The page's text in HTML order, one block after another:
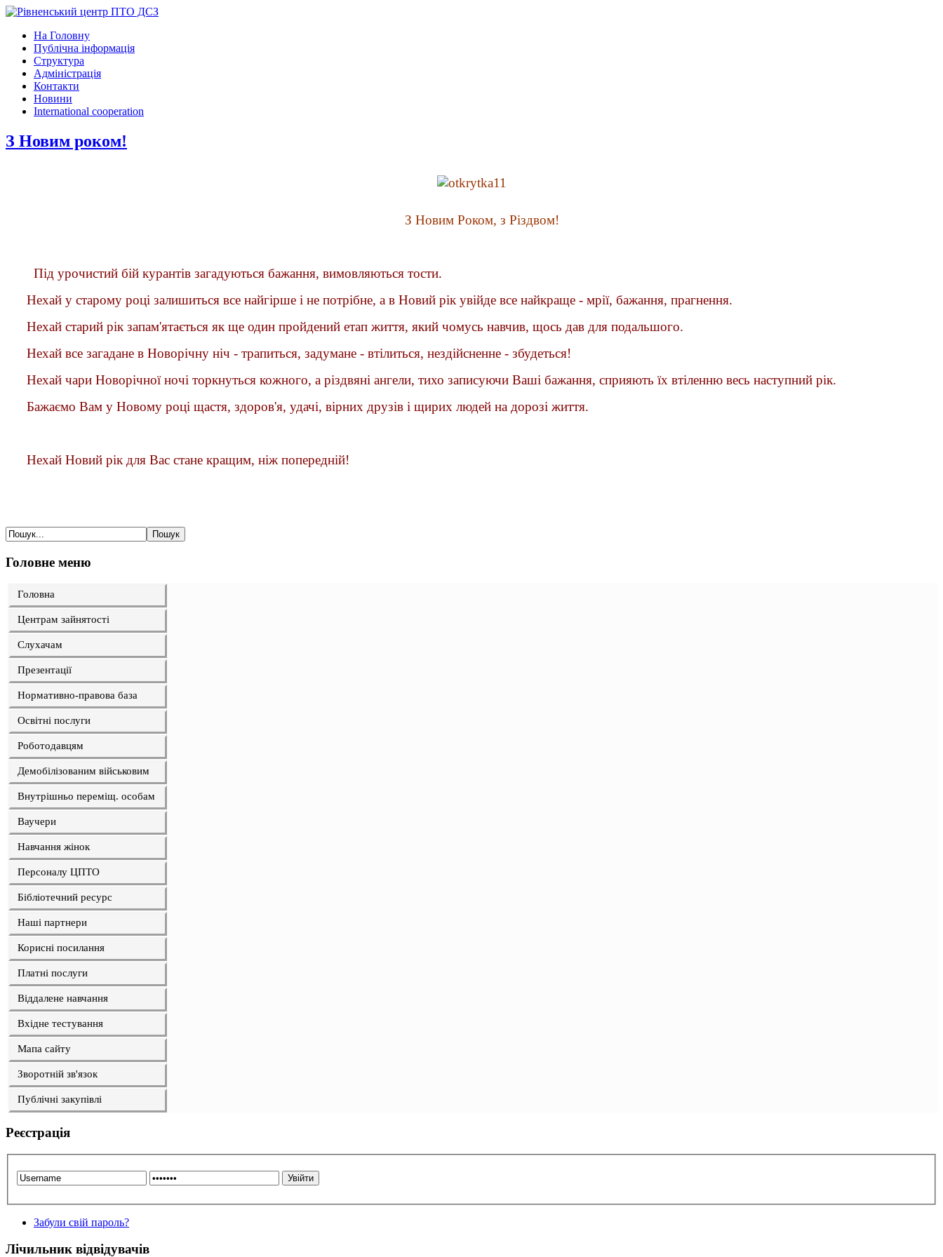
На Головну
Публічна інформація
Структура
Адміністрація
Контакти
Новини
International cooperation
З Новим роком!
З Новим Роком, з Різдвом!
Під урочистий бій курантів загадуються бажання, вимовляються тости.
Нехай у старому році залишиться все найгірше і не потрібне, а в Новий рік увійде все найкраще - мрії, бажання, прагнення.
Нехай старий рік запам'ятається як ще один пройдений етап життя, який чомусь навчив, щось дав для подальшого.
Нехай все загадане в Новорічну ніч - трапиться, задумане - втілиться, нездійсненне - збудеться!
Нехай чари Новорічної ночі торкнуться кожного, а різдвяні ангели, тихо записуючи Ваші бажання, сприяють їх втіленню весь наступний рік.
Бажаємо Вам у Новому році щастя, здоров'я, удачі, вірних друзів і щирих людей на дорозі життя.
Нехай Новий рік для Вас стане кращим, ніж попередній!
Головне меню
Головна
Центрам зайнятості
Слухачам
Презентації
Нормативно-правова база
Освітні послуги
Роботодавцям
Демобілізованим військовим
Внутрішньо переміщ. особам
Ваучери
Навчання жінок
Персоналу ЦПТО
Бібліотечний ресурс
Наші партнери
Корисні посилання
Платні послуги
Віддалене навчання
Вхідне тестування
Мапа сайту
Зворотній зв'язок
Публічні закупівлі
Реєстрація
Забули свій пароль?
Лічильник відвідувачів